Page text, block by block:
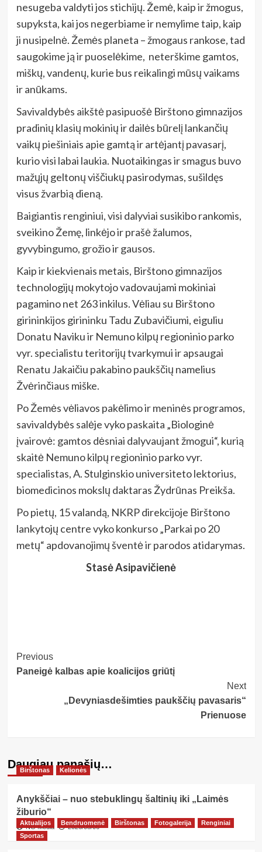
nesugeba valdyti jos stichijų. Žemė, kaip ir žmogus,
supyksta, kai jos negerbiame ir nemylime taip, kaip
ji nusipelnė. Žemės planeta – žmogaus rankose, tad
saugokime ją ir puoselėkime, neterškime gamtos,
miškų, vandenų, kurie bus reikalingi mūsų vaikams
ir anūkams.
Savivaldybės aikštė pasipuošė Birštono gimnazijos
pradinių klasių mokinių ir dailės būrelį lankančių
vaikų piešiniais apie gamtą ir artėjantį pavasarį,
kurio visi labai laukia. Nuotaikingas ir smagus buvo
mažųjų geltonų viščiukų pasirodymas, sušildęs
visus žvarbią dieną.
Baigiantis renginiui, visi dalyviai susikibo rankomis,
sveikino Žemę, linkėjo ir prašė žalumos,
gyvybingumo, grožio ir gausos.
Kaip ir kiekvienais metais, Birštono gimnazijos
technologijų mokytojo vadovaujami mokiniai
pagamino net 263 inkilus. Vėliau su Birštono
girininkijos girininku Tadu Zubavičiumi, eiguliu
Donatu Naviku ir Nemuno kilpų regioninio parko
vyr. specialistu teritorijų tvarkymui ir apsaugai
Renatu Jakaičiu pakabino paukščių namelius
Žvėrinčiaus miške.
Po Žemės vėliavos pakėlimo ir meninės programos,
savivaldybės salėje vyko paskaita „Biologinė
įvairovė: gamtos dėsniai dalyvaujant žmogui“, kurią
skaitė Nemuno kilpų regioninio parko vyr.
specialistas, A. Stulginskio universiteto lektorius,
biomedicinos mokslų daktaras Žydrūnas Preikša.
Po pietų, 15 valandą, NKRP direkcijoje Birštono
lankytojų centre vyko konkurso „Parkai po 20
metų“ apdovanojimų šventė ir parodos atidarymas.
Stasė Asipavičienė
Post
Navigation
Previous
Paneigė kalbas apie koalicijos griūtį
Next
„Devyniasdešimties paukščių pavasaris“
Prienuose
Daugiau panašių…
Birštonas Kelionės
Anykščiai – nuo stebuklingų šaltinių iki „Laimės
žiburio“
NG Media 2026/08/06
Aktualijos Bendruomenė Birštonas Fotogalerija
Renginiai
Sportas